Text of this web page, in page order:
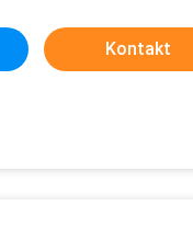
Kontakt